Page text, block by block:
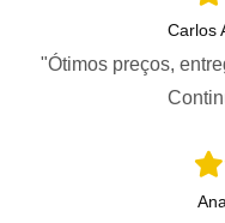
Carlos
"Ótimos preços,